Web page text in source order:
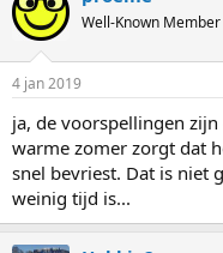
Well-Known Member
4 jan 2019
ja, de voorspellingen
warme zomer zorgt dat
snel bevriest. Dat is niet
weinig tijd is...